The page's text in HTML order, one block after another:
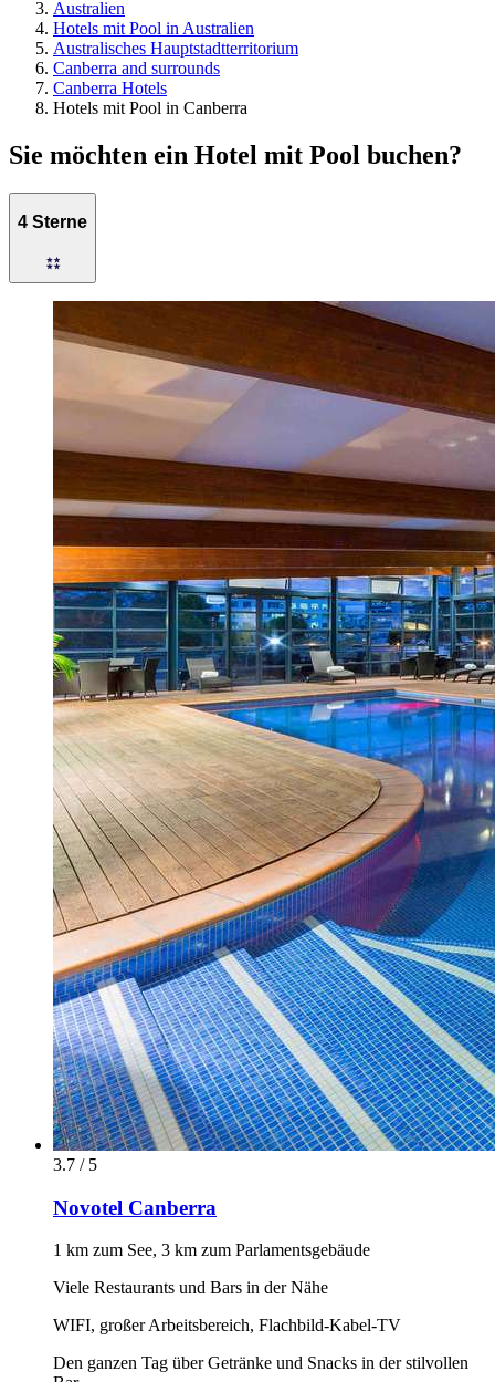
Australien
Hotels mit Pool in Australien
Australisches Hauptstadtterritorium
Canberra and surrounds
Canberra Hotels
Hotels mit Pool in Canberra
Sie möchten ein Hotel mit Pool buchen?
4 Sterne
3.7 / 5
Novotel Canberra
1 km zum See, 3 km zum Parlamentsgebäude
Viele Restaurants und Bars in der Nähe
WIFI, großer Arbeitsbereich, Flachbild-Kabel-TV
Den ganzen Tag über Getränke und Snacks in der stilvollen